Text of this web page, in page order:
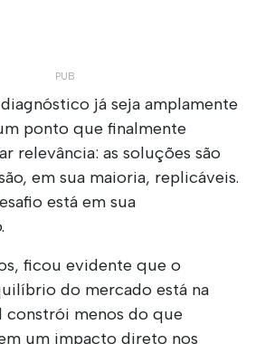
já seja amplamente
ponto que finalmente
relevância: as soluções são
em sua maioria, replicáveis.
está em sua
ficou evidente que o
do mercado está na
constrói menos do que
um impacto direto nos